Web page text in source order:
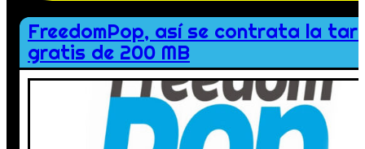
FreedomPop, así se contrata la
gratis de 200 MB